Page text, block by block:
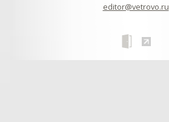
editor@vetrovo.ru